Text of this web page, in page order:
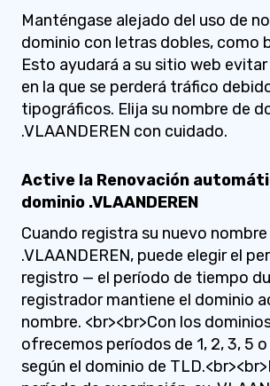
Manténgase alejado del uso de
dominio con letras dobles, como
Esto ayudará a su sitio web
en la que se perderá tráfico
tipográficos. Elija su nombre de
.VLAANDEREN con cuidado.
Active la Renovación
dominio .VLAANDEREN
Cuando registra su nuevo
.VLAANDEREN, puede elegir el
registro — el período de tiempo
registrador mantiene el dominio
nombre. <br><br>Con los
ofrecemos períodos de 1, 2, 3, 5 o
según el dominio de